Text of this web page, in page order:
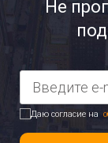
Не
Даю согласие на